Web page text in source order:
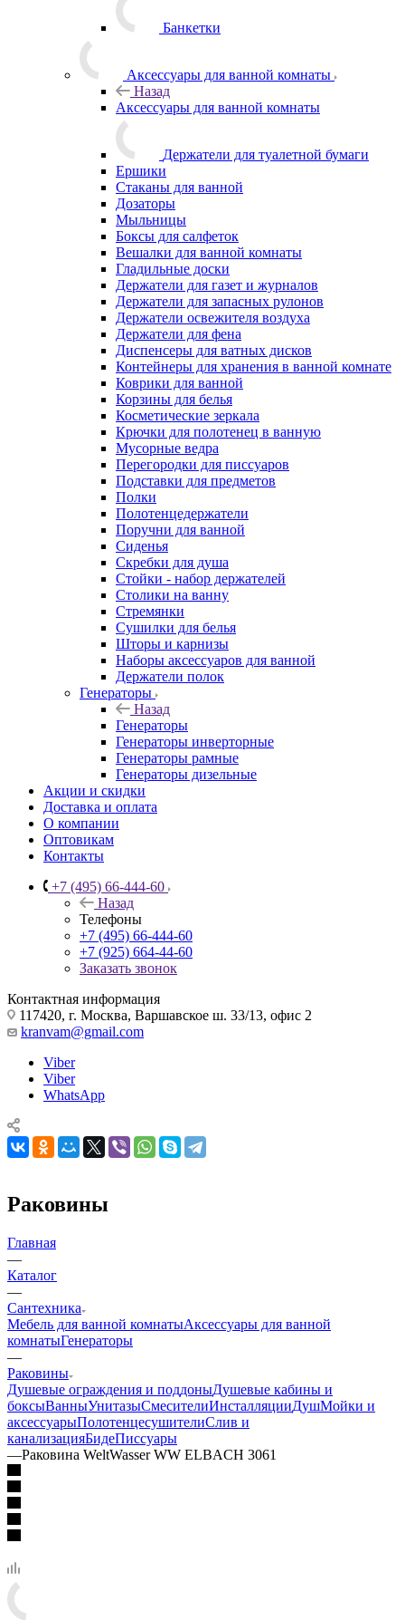
Банкетки
Аксессуары для ванной комнаты
Назад
Аксессуары для ванной комнаты
Держатели для туалетной бумаги
Ершики
Стаканы для ванной
Дозаторы
Мыльницы
Боксы для салфеток
Вешалки для ванной комнаты
Гладильные доски
Держатели для газет и журналов
Держатели для запасных рулонов
Держатели освежителя воздуха
Держатели для фена
Диспенсеры для ватных дисков
Контейнеры для хранения в ванной комнате
Коврики для ванной
Корзины для белья
Косметические зеркала
Крючки для полотенец в ванную
Мусорные ведра
Перегородки для писсуаров
Подставки для предметов
Полки
Полотенцедержатели
Поручни для ванной
Сиденья
Скребки для душа
Стойки - набор держателей
Столики на ванну
Стремянки
Сушилки для белья
Шторы и карнизы
Наборы аксессуаров для ванной
Держатели полок
Генераторы
Назад
Генераторы
Генераторы инверторные
Генераторы рамные
Генераторы дизельные
Акции и скидки
Доставка и оплата
О компании
Оптовикам
Контакты
+7 (495) 66-444-60
Назад
Телефоны
+7 (495) 66-444-60
+7 (925) 664-44-60
Заказать звонок
Контактная информация
117420, г. Москва, Варшавское ш. 33/13, офис 2
kranvam@gmail.com
Viber
Viber
WhatsApp
Раковины
Главная
—
Каталог
—
Сантехника
Мебель для ванной комнатыАксессуары для ванной
комнатыГенераторы
—
Раковины
Душевые ограждения и поддоныДушевые кабины и
боксыВанныУнитазыСмесителиИнсталляцииДушМойки и
аксессуарыПолотенцесушителиСлив и
канализацияБидеПиссуары
—Раковина WeltWasser WW ELBACH 3061